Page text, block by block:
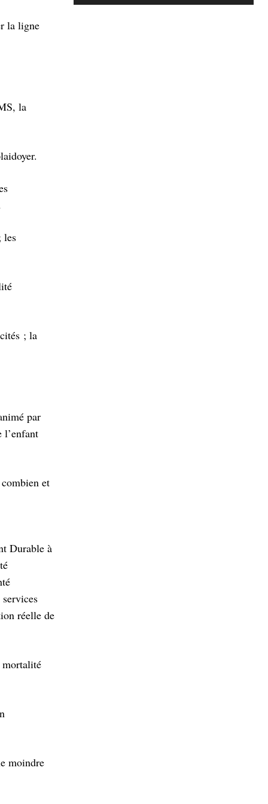
la ligne
la
les
; la
par
l’enfant
et
Durable à
réelle de
mortalité
moindre